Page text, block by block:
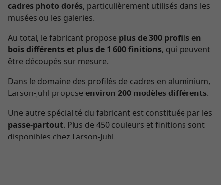
cadres photo dorés, particulièrement utilisés dans les
musées ou les galeries.
Au total, le fabricant propose plus de 300 profils en
bois différents et plus de 1 600 finitions, qui peuvent
être découpés sur mesure.
Dans le domaine des profilés de cadres en aluminium,
Larson-Juhl propose environ 200 modèles différents.
Une autre spécialité du fabricant est constituée par les
passe-partout. Plus de 450 couleurs et finitions sont
disponibles chez Larson-Juhl.